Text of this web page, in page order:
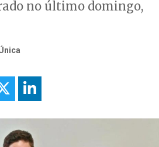
no último domingo,